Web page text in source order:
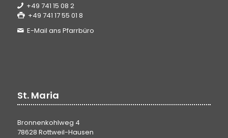
+49 741 15 08 2
+49 741 17 55 01 8
E-Mail ans Pfarrbüro
St. Maria
Bronnenkohlweg 4
78628 Rottweil-Hausen